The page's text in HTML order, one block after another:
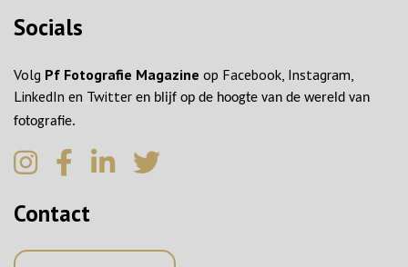
Socials
Volg Pf Fotografie Magazine op Facebook, Instagram,
LinkedIn en Twitter en blijf op de hoogte van de wereld van
fotografie.
Contact